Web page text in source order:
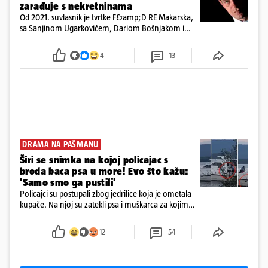
zarađuje s nekretninama
Od 2021. suvlasnik je tvrtke F&amp;D RE Makarska,
sa Sanjinom Ugarkovićem, Dariom Bošnjakom i
poslovanje nekretninama, a od osnutka nema
zaposlenih
4 13
DRAMA NA PAŠMANU
Širi se snimka na kojoj policajac s
broda baca psa u more! Evo što kažu:
'Samo smo ga pustili'
Policajci su postupali zbog jedrilice koja je ometala
kupače. Na njoj su zatekli psa i muškarca za kojim
ga uhitili, a psa je preuzeo komunalni redar
12 54